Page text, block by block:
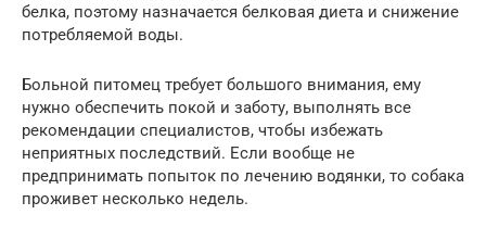
белка, поэтому назначается белковая диета и снижение
потребляемой воды.
Больной питомец требует большого внимания, ему
нужно обеспечить покой и заботу, выполнять все
рекомендации специалистов, чтобы избежать
неприятных последствий. Если вообще не
предпринимать попыток по лечению водянки, то собака
проживет несколько недель.